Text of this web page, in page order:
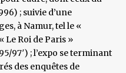
; suivie d’une
à Namur, tel le «
Le Roi de Paris »
97′) ; l’expo se terminant
des enquêtes de